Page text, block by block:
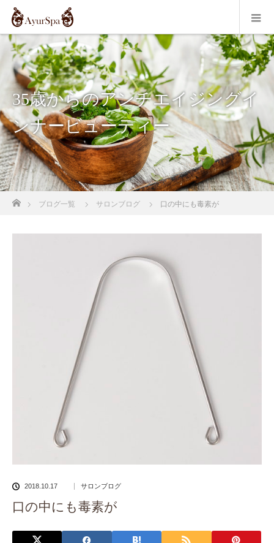
35歳からのアンチエイジングイ
ンナービューティー
ブログ一覧 サロンブログ 口の中にも毒素が
2018.10.17 サロンブログ
口の中にも毒素が